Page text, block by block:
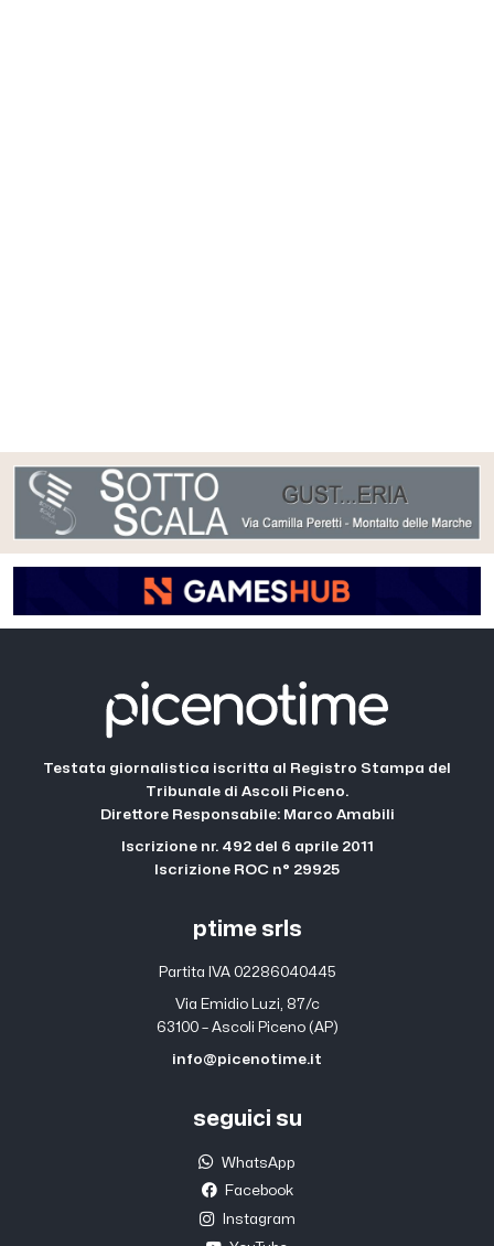
Testata giornalistica iscritta al Registro Stampa del
Tribunale di Ascoli Piceno.
Direttore Responsabile: Marco Amabili
Iscrizione nr. 492 del 6 aprile 2011
Iscrizione ROC n° 29925
ptime srls
Partita IVA 02286040445
Via Emidio Luzi, 87/c
63100 – Ascoli Piceno (AP)
info@picenotime.it
seguici su
WhatsApp
Facebook
Instagram